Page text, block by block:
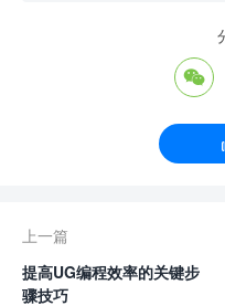

上一篇
提高UG编程效率的关键步
骤技巧